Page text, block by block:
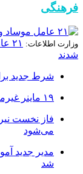
فرهنگی
وزارت اطلاعات:
شدند
شرط جدید
۱۹ ماینر غیرمجاز در مازندران از مدار خارج شد
می‌شود
مدیر جدید
شد